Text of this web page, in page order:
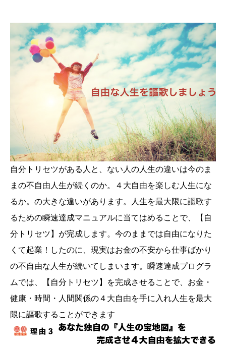
自分トリセツがある人と、ない人の人生の違いは今のま
まの不自由人生が続くのか。４大自由を楽しむ人生にな
るか。の大きな違いがあります。人生を最大限に謳歌す
るための瞬速達成マニュアルに当てはめることで、【自
分トリセツ】が完成します。今のままでは自由になりた
くて起業！したのに、現実はお金の不安から仕事ばかり
の不自由な人生が続いてしまいます。瞬速達成プログラ
ムでは、【自分トリセツ】を完成させることで、お金・
健康・時間・人間関係の４大自由を手に入れ人生を最大
限に謳歌することができます